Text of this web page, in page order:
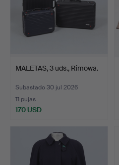
MALETAS, 3 uds., Rimowa.
Subastado 30 jul 2026
11 pujas
170 USD